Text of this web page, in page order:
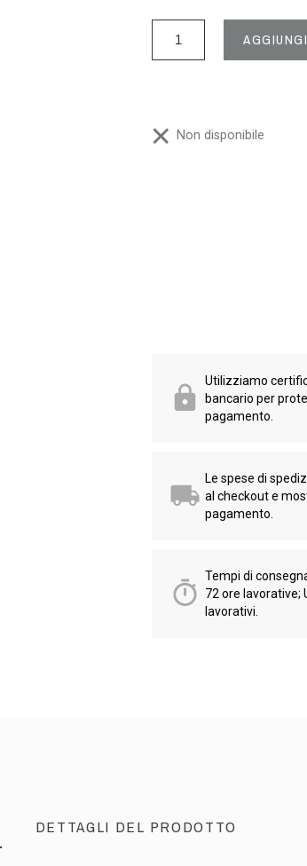
Non disponibile
Utilizziamo
bancario per
pagamento.
Le spese di
al checkout e
pagamento.
Tempi di
72 ore lavorative;
lavorativi.
DETTAGLI DEL PRODOTTO